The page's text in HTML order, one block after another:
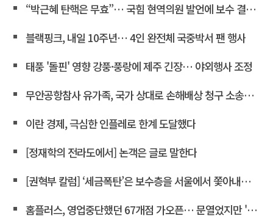
“박근혜 탄핵은 무효”… 국힘 현역의원 발언에 보수 결집 목소리 고조
블랙핑크, 내일 10주년… 4인 완전체 국중박서 팬 행사
태풍 '돌핀' 영향 강풍·풍랑에 제주 긴장… 야외행사 조정
무안공항참사 유가족, 국가 상대로 손해배상 청구 소송한다
이란 경제, 극심한 인플레로 한계 도달했다
[정재학의 전라도에서] 논객은 글로 말한다
[권혁부 칼럼] ‘세금폭탄’은 보수층을 서울에서 쫓아내려는 계획
홈플러스, 영업중단했던 67개점 가오픈… 문열었지만 '텅빈 매대'